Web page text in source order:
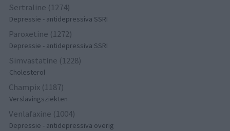
Sertraline (1274)
Depressie - antidepressiva SSRI
Paroxetine (1272)
Depressie - antidepressiva SSRI
Simvastatine (1228)
Cholesterol
Champix (1187)
Verslavingsziekten
Venlafaxine (1004)
Depressie - antidepressiva overig